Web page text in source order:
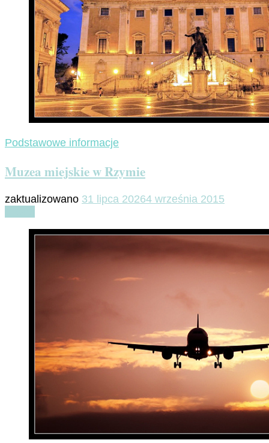
Podstawowe informacje
Muzea miejskie w Rzymie
zaktualizowano 31 lipca 20264 września 2015